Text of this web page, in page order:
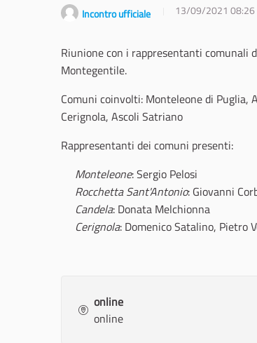
Incontro ufficiale 13/09/2021 08:26
Riunione con i rappresentanti comunali
Montegentile.
Comuni coinvolti: Monteleone di Puglia,
Cerignola, Ascoli Satriano
Rappresentanti dei comuni presenti:
Monteleone: Sergio Pelosi
Rocchetta Sant'Antonio: Giovanni
Candela: Donata Melchionna
Cerignola: Domenico Satalino, Pietro
online
online